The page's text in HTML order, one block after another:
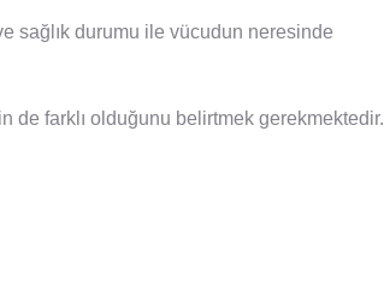
sağlık durumu ile vücudun neresinde
de farklı olduğunu belirtmek gerekmektedir.